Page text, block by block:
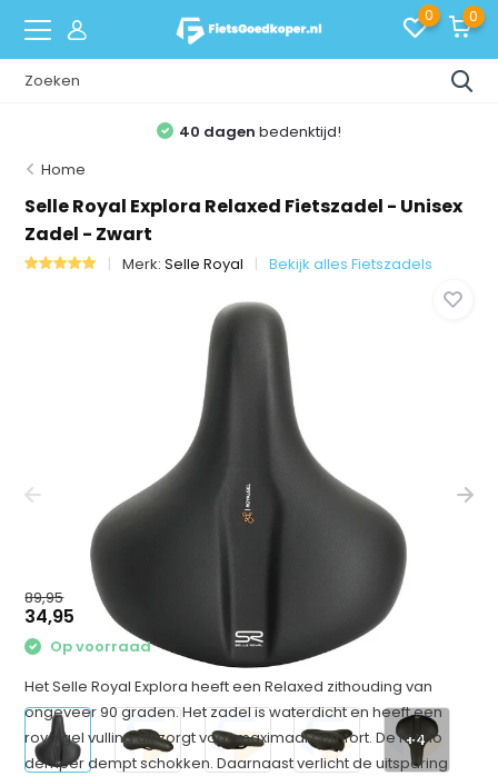
0 0
40 dagen bedenktijd!
Home
Selle Royal Explora Relaxed Fietszadel - Unisex
Zadel - Zwart
Merk:Selle Royal Bekijk alles Fietszadels
+4
89,95
34,95
Op voorraad
Het Selle Royal Explora heeft een Relaxed zithouding van
ongeveer 90 graden. Het zadel is waterdicht en heeft een
royalgel vulling dit zorgt voor maximaal comfort. De mono
demper dempt schokken. Daarnaast verlicht de uitsparing